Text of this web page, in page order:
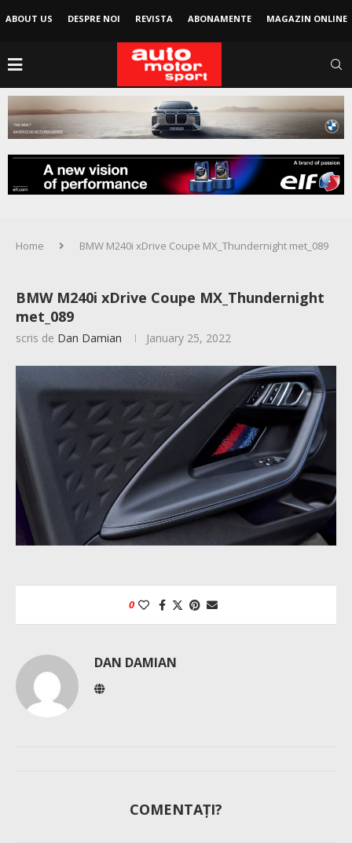
ABOUT US DESPRE NOI REVISTA ABONAMENTE MAGAZIN ONLINE
Home BMW M240i xDrive Coupe MX_Thundernight met_089
BMW M240i xDrive Coupe MX_Thundernight
met_089
scris de Dan Damian January 25, 2022
0
DAN DAMIAN
COMENTAȚI?